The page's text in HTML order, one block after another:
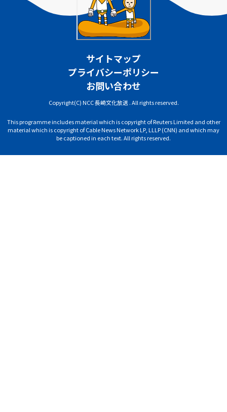
サイトマップ
プライバシーポリシー
お問い合わせ
Copyright(C) NCC 長崎文化放送 . All rights reserved.
This programme includes material which is copyright of Reuters Limited and other
material which is copyright of Cable News Network LP, LLLP (CNN) and which may
be captioned in each text. All rights reserved.